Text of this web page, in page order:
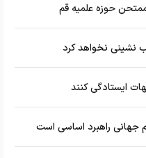
حوزه علمیه قم
نشینی نخواهد کرد
ایستادگی کنند
جهانی راهبرد اساسی است